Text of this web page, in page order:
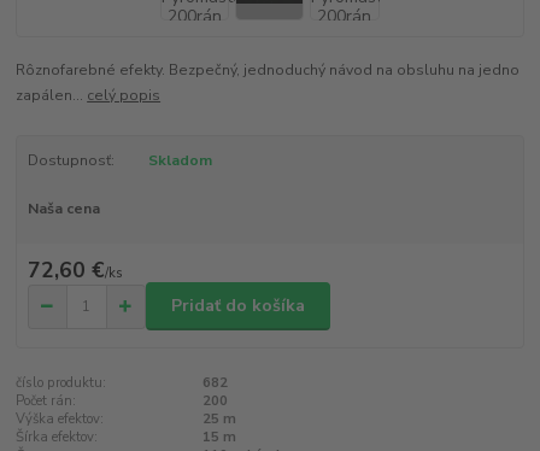
Rôznofarebné efekty. Bezpečný, jednoduchý návod na obsluhu na jedno
zapálen... celý popis
Dostupnosť: Skladom
Naša cena
72,60 €/ks
Pridať do košíka
číslo produktu:
682
Počet rán:
200
Výška efektov:
25 m
Šírka efektov:
15 m